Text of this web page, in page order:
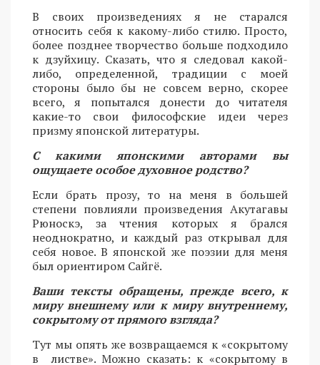
В своих произведениях я не старался
относить себя к какому-либо стилю. Просто,
более позднее творчество больше подходило
к дзуйхицу. Сказать, что я следовал какой-
либо, определенной, традиции с моей
стороны было бы не совсем верно, скорее
всего, я попытался донести до читателя
какие-то свои философские идеи через
призму японской литературы.
С какими японскими авторами вы
ощущаете особое духовное родство?
Если брать прозу, то на меня в большей
степени повлияли произведения Акутагавы
Рюноскэ, за чтения которых я брался
неоднократно, и каждый раз открывал для
себя новое. В японской же поэзии для меня
был ориентиром Сайгё.
Ваши тексты обращены, прежде всего, к
миру внешнему или к миру внутреннему,
сокрытому от прямого взгляда?
Тут мы опять же возвращаемся к «сокрытому
в листве». Можно сказать: к «сокрытому в